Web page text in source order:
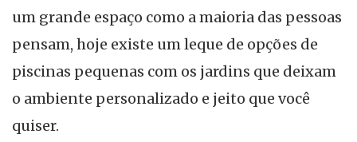
um grande espaço como a maioria das pessoas
pensam, hoje existe um leque de opções de
piscinas pequenas com os jardins que deixam
o ambiente personalizado e jeito que você
quiser.